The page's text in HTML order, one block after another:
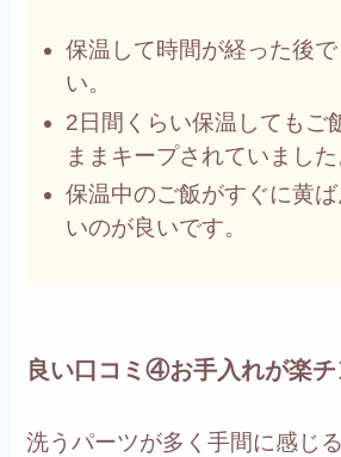
保温して時間が経った後で
い。
2日間くらい保温してもご
ままキープされていました
保温中のご飯がすぐに黄
いのが良いです。
良い口コミ④お手入れが楽チ
洗うパーツが多く手間に感じ